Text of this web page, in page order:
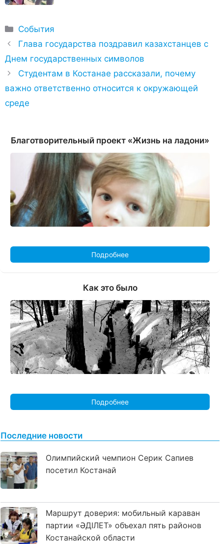
Рубрики
События
Глава государства поздравил казахстанцев с
Днем государственных символов
Студентам в Костанае рассказали, почему
важно ответственно относится к окружающей
среде
Благотворительный проект «Жизнь на ладони»
Подробнее
Как это было
Подробнее
Последние новости
Олимпийский чемпион Серик Сапиев
посетил Костанай
Маршрут доверия: мобильный караван
партии «ӘДІЛЕТ» объехал пять районов
Костанайской области